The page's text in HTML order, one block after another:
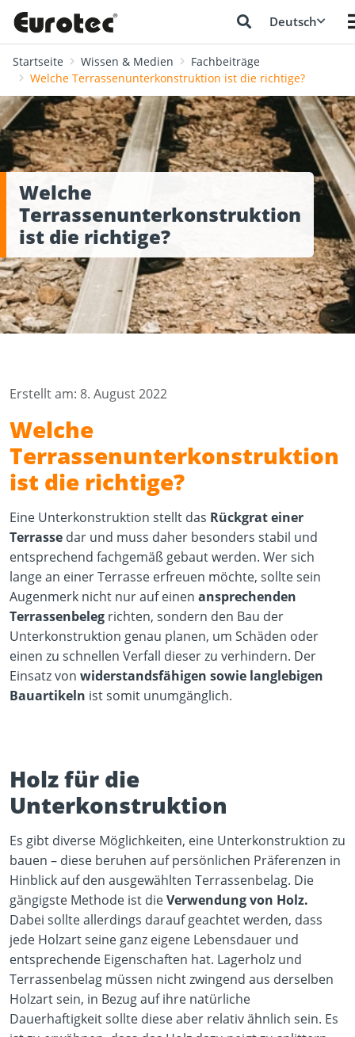
Deutsch
Startseite Wissen & Medien
Fachbeiträge
Welche Terrassenunterkonstruktion ist die richtige?
Welche
Terrassenunterkonstruktion
ist die richtige?
Erstellt am: 8. August 2022
Welche
Terrassenunterkonstruktion
ist die richtige?
Eine Unterkonstruktion stellt das Rückgrat einer
Terrasse dar und muss daher besonders stabil und
entsprechend fachgemäß gebaut werden. Wer sich
lange an einer Terrasse erfreuen möchte, sollte sein
Augenmerk nicht nur auf einen ansprechenden
Terrassenbeleg richten, sondern den Bau der
Unterkonstruktion genau planen, um Schäden oder
einen zu schnellen Verfall dieser zu verhindern. Der
Einsatz von widerstandsfähigen sowie langlebigen
Bauartikeln ist somit unumgänglich.
Holz für die
Unterkonstruktion
Es gibt diverse Möglichkeiten, eine Unterkonstruktion zu
bauen – diese beruhen auf persönlichen Präferenzen in
Hinblick auf den ausgewählten Terrassenbelag. Die
gängigste Methode ist dieVerwendung von Holz.
Dabei sollte allerdings darauf geachtet werden, dass
jede Holzart seine ganz eigene Lebensdauer und
entsprechende Eigenschaften hat. Lagerholz und
Terrassenbelag müssen nicht zwingend aus derselben
Holzart sein, in Bezug auf ihre natürliche
Dauerhaftigkeit sollte diese aber relativ ähnlich sein. Es